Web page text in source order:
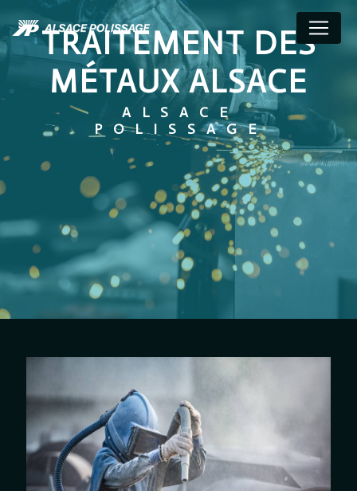
TRAITEMENT DES
MÉTAUX ALSACE
ALSACE
POLISSAGE
Panneau de gestion des cookies